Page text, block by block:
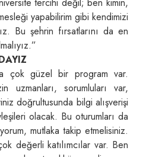
tercihi değil; ben kimin,
yapabilirim gibi kendimizi
Bu şehrin fırsatlarını da en
çok güzel bir program var.
uzmanları, sorumluları var,
doğrultusunda bilgi alışverişi
olacak. Bu oturumları da
mutlaka takip etmelisiniz.
değerli katılımcılar var. Ben